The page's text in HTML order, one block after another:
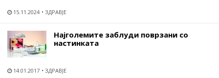
15.11.2024 ЗДРАВЈЕ
Најголемите заблуди поврзани со
настинката
14.01.2017 ЗДРАВЈЕ